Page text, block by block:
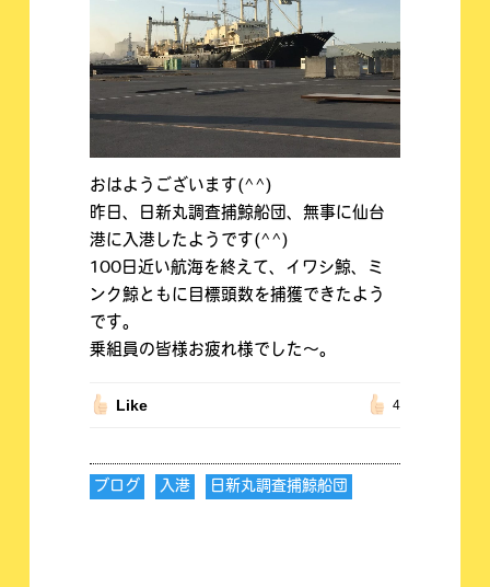
おはようございます(^^)
昨日、日新丸調査捕鯨船団、無事に仙台
港に入港したようです(^^)
100日近い航海を終えて、イワシ鯨、ミ
ンク鯨ともに目標頭数を捕獲できたよう
です。
乗組員の皆様お疲れ様でした〜。
Like 4
ブログ 入港 日新丸調査捕鯨船団